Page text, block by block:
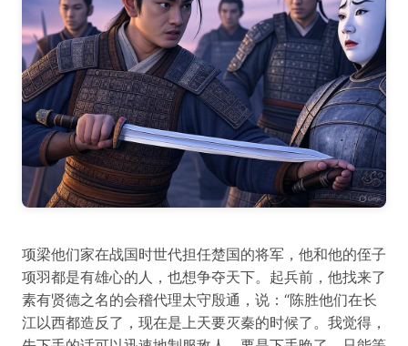
项梁他们家在战国时世代担任楚国的将军，他和他的侄子
项羽都是有雄心的人，也想争夺天下。起兵前，他找来了
素有贤德之名的会稽代理太守殷通，说：“陈胜他们在长
江以西都造反了，现在是上天要灭秦的时候了。我觉得，